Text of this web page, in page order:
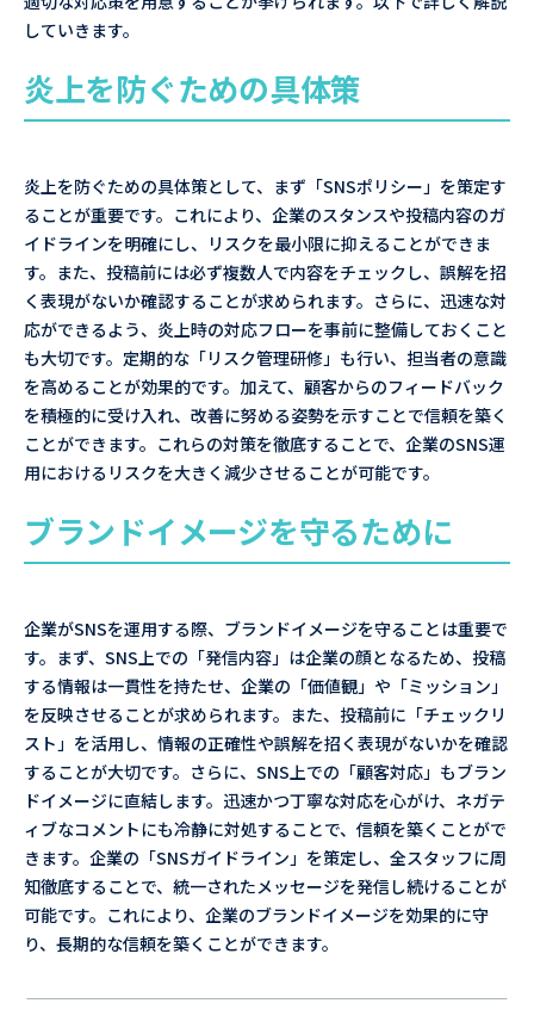
していきます。
炎上を防ぐための具体策
炎上を防ぐための具体策として、まず「SNSポリシー」を策定す
ることが重要です。これにより、企業のスタンスや投稿内容のガ
イドラインを明確にし、リスクを最小限に抑えることができま
す。また、投稿前には必ず複数人で内容をチェックし、誤解を招
く表現がないか確認することが求められます。さらに、迅速な対
応ができるよう、炎上時の対応フローを事前に整備しておくこと
も大切です。定期的な「リスク管理研修」も行い、担当者の意識
を高めることが効果的です。加えて、顧客からのフィードバック
を積極的に受け入れ、改善に努める姿勢を示すことで信頼を築く
ことができます。これらの対策を徹底することで、企業のSNS運
用におけるリスクを大きく減少させることが可能です。
ブランドイメージを守るために
企業がSNSを運用する際、ブランドイメージを守ることは重要で
す。まず、SNS上での「発信内容」は企業の顔となるため、投稿
する情報は一貫性を持たせ、企業の「価値観」や「ミッション」
を反映させることが求められます。また、投稿前に「チェックリ
スト」を活用し、情報の正確性や誤解を招く表現がないかを確認
することが大切です。さらに、SNS上での「顧客対応」もブラン
ドイメージに直結します。迅速かつ丁寧な対応を心がけ、ネガテ
ィブなコメントにも冷静に対処することで、信頼を築くことがで
きます。企業の「SNSガイドライン」を策定し、全スタッフに周
知徹底することで、統一されたメッセージを発信し続けることが
可能です。これにより、企業のブランドイメージを効果的に守
り、長期的な信頼を築くことができます。